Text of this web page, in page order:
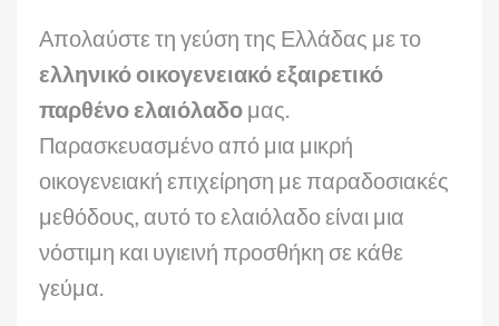
Απολαύστε τη γεύση της Ελλάδας με το
ελληνικό οικογενειακό εξαιρετικό
παρθένο ελαιόλαδο μας.
Παρασκευασμένο από μια μικρή
οικογενειακή επιχείρηση με παραδοσιακές
μεθόδους, αυτό το ελαιόλαδο είναι μια
νόστιμη και υγιεινή προσθήκη σε κάθε
γεύμα.